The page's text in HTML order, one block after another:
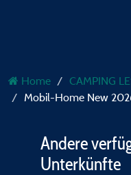
Home
CAMPING
Mobil-Home New
Andere
Unterkünfte